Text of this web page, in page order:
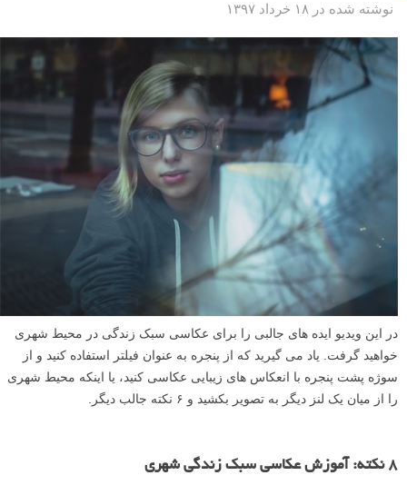
نوشته شده در ۱۸ خرداد ۱۳۹۷
در این ویدیو ایده های جالبی را برای عکاسی سبک زندگی در محیط شهری
خواهید گرفت. یاد می گیرید که از پنجره به عنوان فیلتر استفاده کنید و از
سوژه پشت پنجره با انعکاس های زیبایی عکاسی کنید، یا اینکه محیط شهری
را از میان یک لنز دیگر به تصویر بکشید و ۶ نکته جالب دیگر.
۸ نکته: آموزش عکاسی سبک زندگی شهری